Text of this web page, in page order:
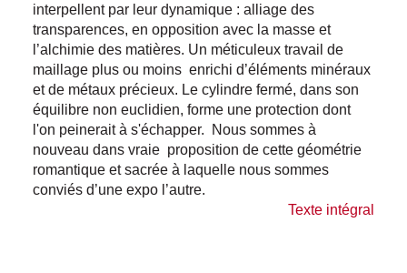
interpellent par leur dynamique : alliage des
transparences, en opposition avec la masse et
l’alchimie des matières. Un méticuleux travail de
maillage plus ou moins enrichi d’éléments minéraux
et de métaux précieux. Le cylindre fermé, dans son
équilibre non euclidien, forme une protection dont
l'on peinerait à s'échapper. Nous sommes à
nouveau dans vraie proposition de cette géométrie
romantique et sacrée à laquelle nous sommes
conviés d’une expo l’autre.
Texte intégral